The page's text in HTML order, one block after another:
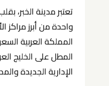
تعتبر مدينة الخبر،
واحدة من أبرز مراكز
المملكة العربية
المطل على الخليج
الإدارية الجديدة